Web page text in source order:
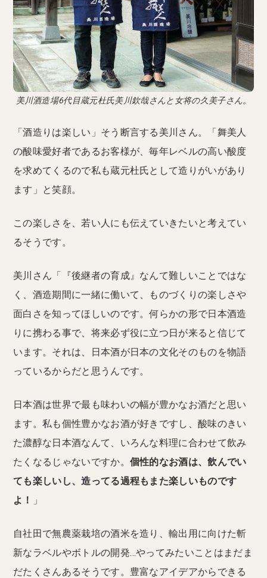
美川酒造場6代目蔵元杜氏美川欽哉さんと女将の久美子さん。
「酒造りは楽しい」そう断言する美川さん。「舞美人
の酸味愛好者であるお客様が、毎年レベルの高い酸度
を求めてくるので私も蔵元杜氏として造りがいがあり
ます」と笑顔。
この楽しさを、若い人にも伝えていきたいと考えてい
るそうです。
美川さん「『後継者の育成』なんて難しいことではな
く、酒造期間に一緒に働いて、ものづくりの楽しさや
面白さを知ってほしいのです。何らかの形で日本酒造
りに携わる事で、将来必ず役に立つ日が来ると信じて
います。それは、日本酒が日本の文化そのものを物語
っているからだと思うんです。
日本酒は世界で最も味わいの幅が豊かなお酒だと思い
ます。私も個性豊かなお酒が好きですし、酸味のきい
た濃醇な日本酒なんて、いろんな料理に合わせて飲み
たくなるじゃないですか。 個性的なお酒は、飲んでい
ても楽しいし、造ってる過程もまた楽しいものです
よ！
」
自社田で無農薬栽培の酒米を造り、輸出用に向けた斬
新なラベルやボトルの開発…やってみたいことはまだま
だたくさんあるそうです。豊富なアイデアからできる